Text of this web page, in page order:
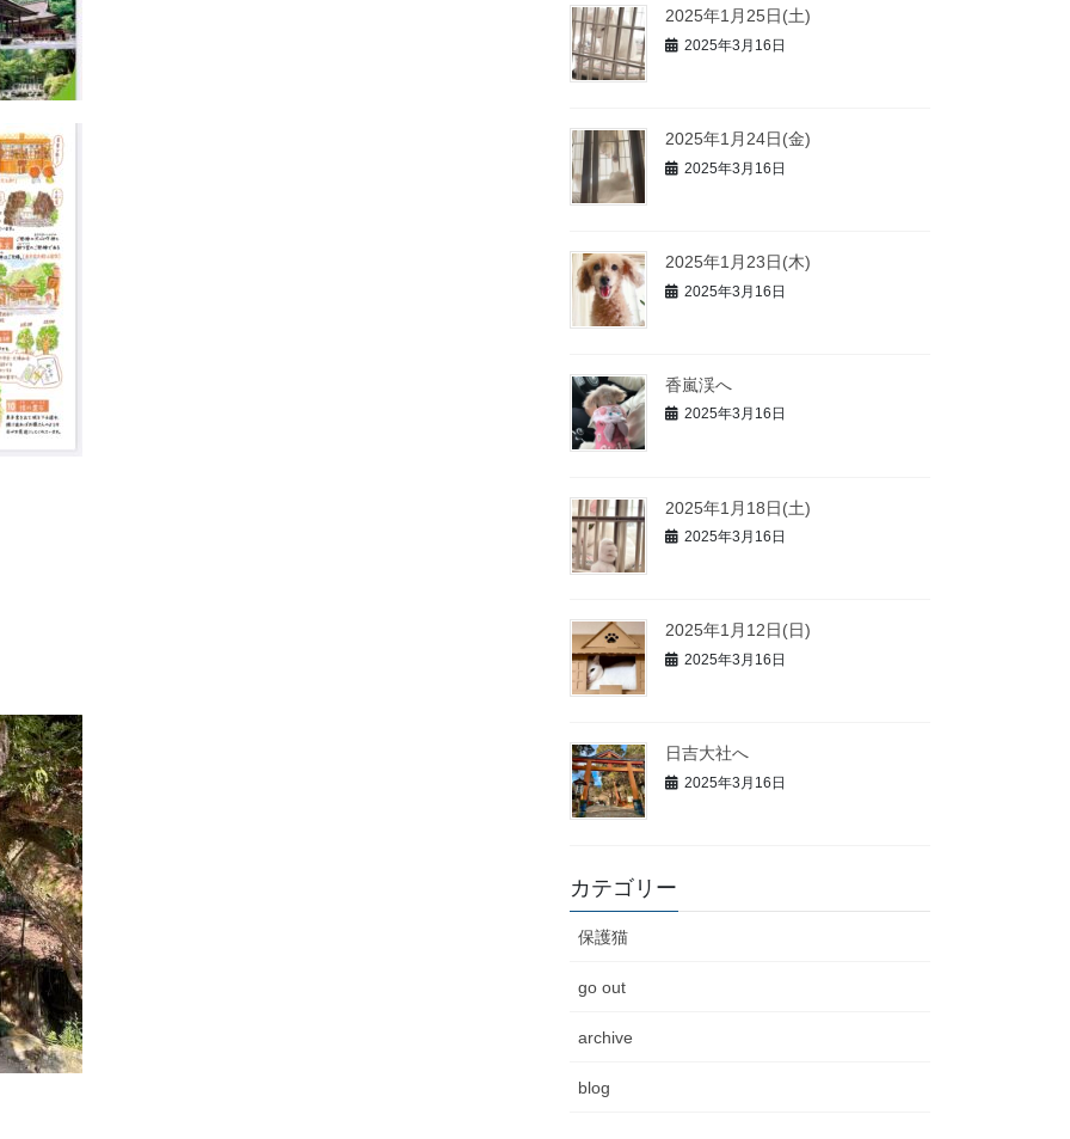
2025年1月25日(土)
2025年3月16日
2025年1月24日(金)
2025年3月16日
2025年1月23日(木)
2025年3月16日
香嵐渓へ
2025年3月16日
2025年1月18日(土)
2025年3月16日
2025年1月12日(日)
2025年3月16日
日吉大社へ
2025年3月16日
カテゴリー
保護猫
go out
archive
blog